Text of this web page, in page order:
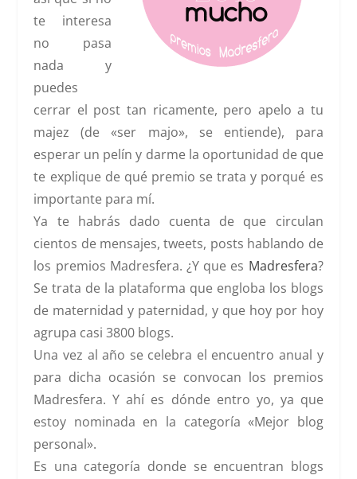
te interesa
no pasa
nada y
puedes
cerrar el post tan ricamente, pero apelo a tu
majez (de «ser majo», se entiende), para
esperar un pelín y darme la oportunidad de que
te explique de qué premio se trata y porqué es
importante para mí.
Ya te habrás dado cuenta de que circulan
cientos de mensajes, tweets, posts hablando de
los premios Madresfera. ¿Y que es Madresfera?
Se trata de la plataforma que engloba los blogs
de maternidad y paternidad, y que hoy por hoy
agrupa casi 3800 blogs.
Una vez al año se celebra el encuentro anual y
para dicha ocasión se convocan los premios
Madresfera. Y ahí es dónde entro yo, ya que
estoy nominada en la categoría«Mejor blog
personal».
Es una categoría donde se encuentran blogs